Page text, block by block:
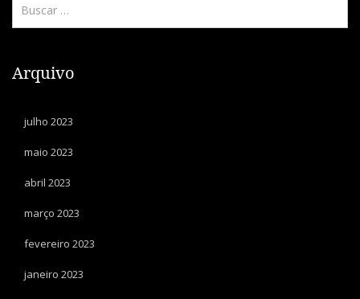
Arquivo
julho 2023
maio 2023
abril 2023
março 2023
fevereiro 2023
janeiro 2023